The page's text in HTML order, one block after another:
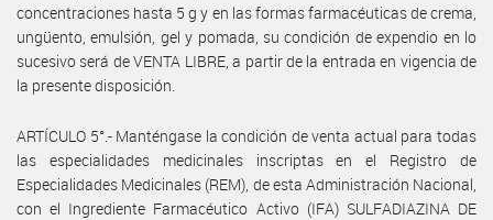
concentraciones hasta 5 g y en las formas farmacéuticas de crema,
ungüento, emulsión, gel y pomada, su condición de expendio en lo
sucesivo será de VENTA LIBRE, a partir de la entrada en vigencia de
la presente disposición.
ARTÍCULO 5°.- Manténgase la condición de venta actual para todas
las especialidades medicinales inscriptas en el Registro de
Especialidades Medicinales (REM), de esta Administración Nacional,
con el Ingrediente Farmacéutico Activo (IFA) SULFADIAZINA DE